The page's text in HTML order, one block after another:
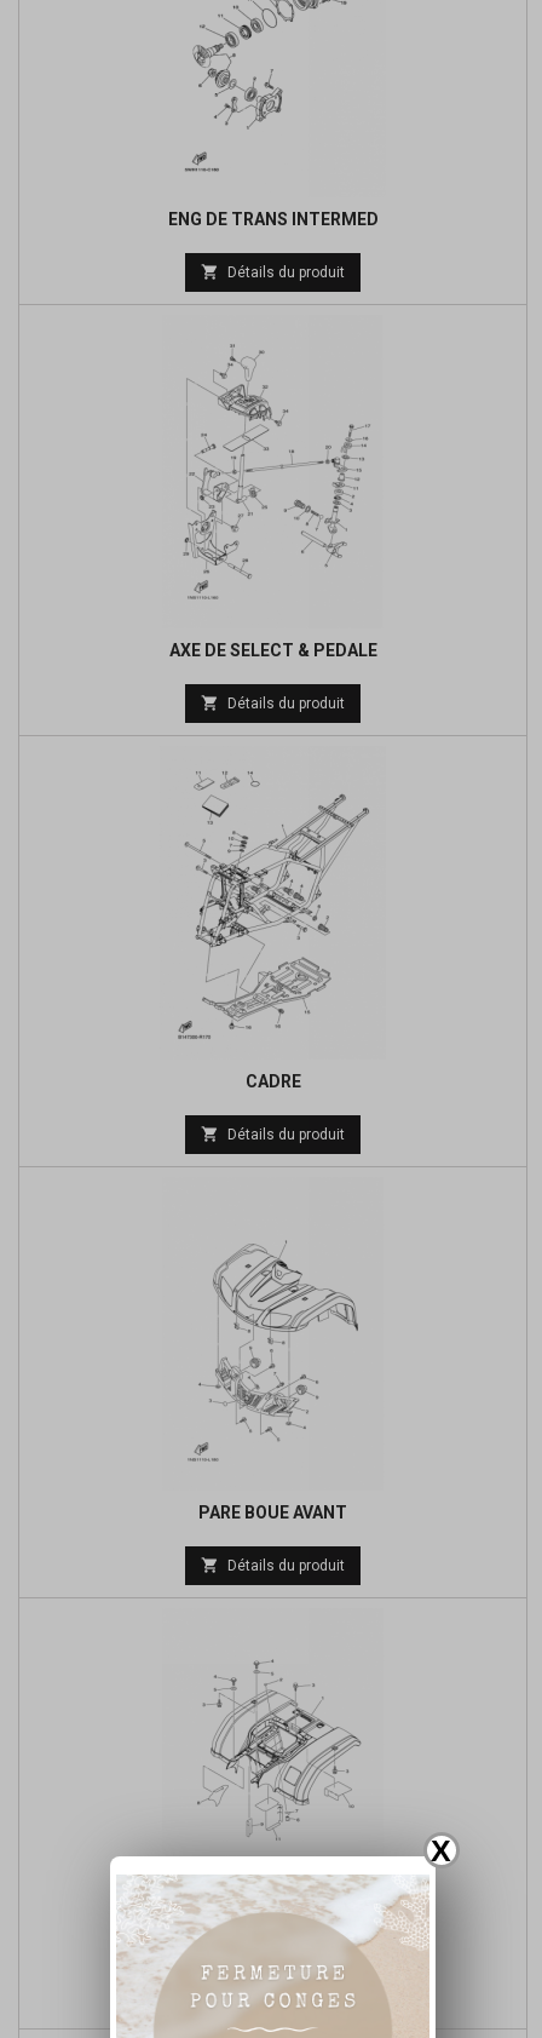
X
ENG DE TRANS INTERMED
Prix
de
 Détails du produit
AXE DE SELECT & PEDALE
Prix
de
 Détails du produit
CADRE
Prix
de
 Détails du produit
PARE BOUE AVANT
 Détails du produit
PARE BOUE ARRIERE
 Détails du produit